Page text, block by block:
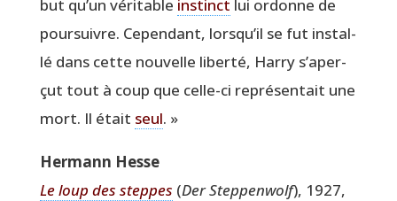
but qu’un véri­table ins­tinct lui ordonne de
pour­suivre. Cepen­dant, lors­qu’il se fut ins­tal­
lé dans cette nou­velle liber­té, Har­ry s’a­per­
çut tout à coup que celle-ci repré­sen­tait une
mort. Il était seul. »
Her­mann Hesse
Le loup des steppes (Der Step­pen­wolf), 1927,